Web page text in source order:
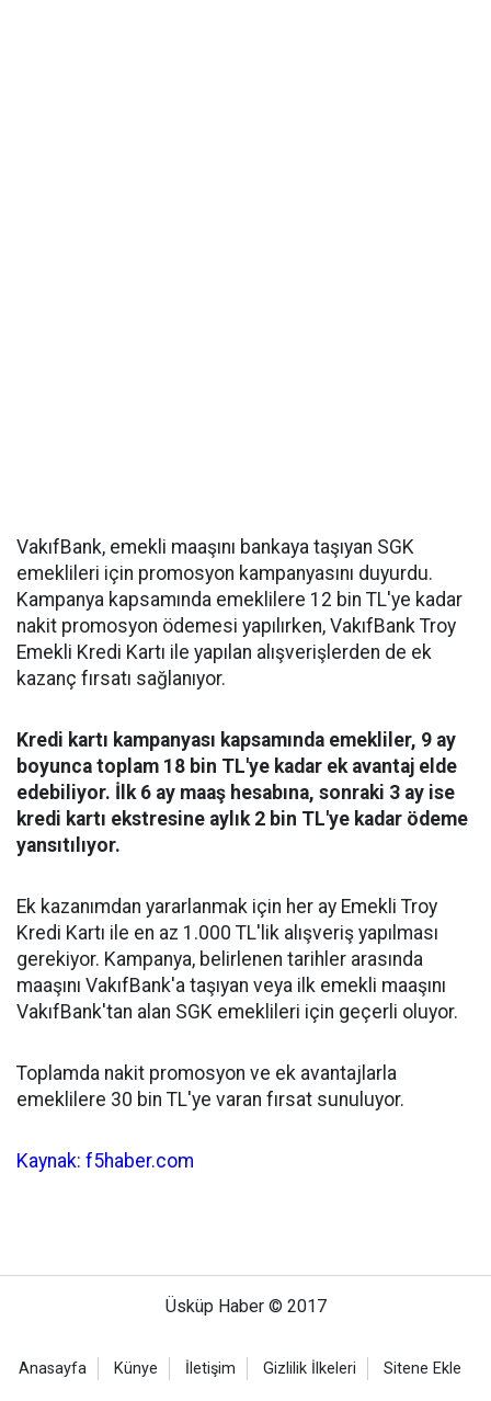
VakıfBank, emekli maaşını bankaya taşıyan SGK
emeklileri için promosyon kampanyasını duyurdu.
Kampanya kapsamında emeklilere 12 bin TL'ye kadar
nakit promosyon ödemesi yapılırken, VakıfBank Troy
Emekli Kredi Kartı ile yapılan alışverişlerden de ek
kazanç fırsatı sağlanıyor.
Kredi kartı kampanyası kapsamında emekliler, 9 ay
boyunca toplam 18 bin TL'ye kadar ek avantaj elde
edebiliyor. İlk 6 ay maaş hesabına, sonraki 3 ay ise
kredi kartı ekstresine aylık 2 bin TL'ye kadar ödeme
yansıtılıyor.
Ek kazanımdan yararlanmak için her ay Emekli Troy
Kredi Kartı ile en az 1.000 TL'lik alışveriş yapılması
gerekiyor. Kampanya, belirlenen tarihler arasında
maaşını VakıfBank'a taşıyan veya ilk emekli maaşını
VakıfBank'tan alan SGK emeklileri için geçerli oluyor.
Toplamda nakit promosyon ve ek avantajlarla
emeklilere 30 bin TL'ye varan fırsat sunuluyor.
Kaynak: f5haber.com
Üsküp Haber © 2017
Anasayfa Künye İletişim Gizlilik İlkeleri Sitene Ekle